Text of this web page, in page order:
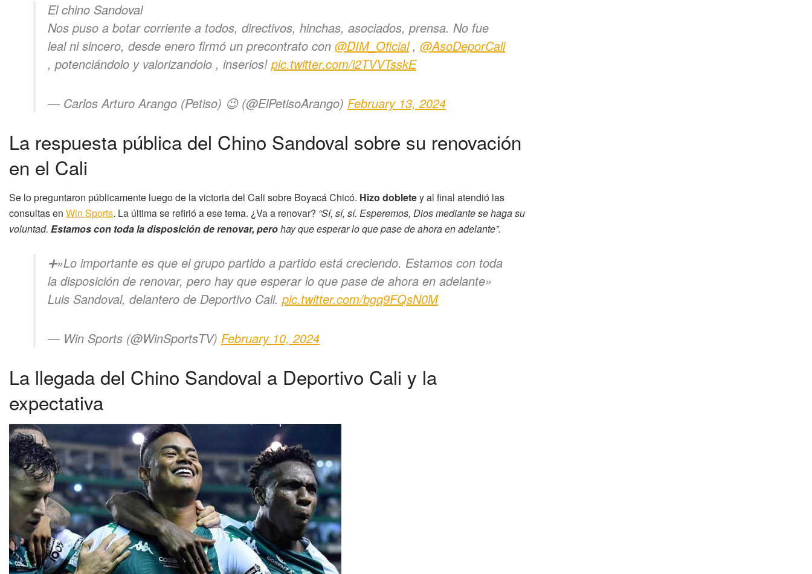
El chino Sandoval
Nos puso a botar corriente a todos, directivos, hinchas, asociados, prensa. No fue
leal ni sincero, desde enero firmó un precontrato con @DIM_Oficial, @AsoDeporCali
, potenciándolo y valorizandolo , inserios! pic.twitter.com/i2TVVTsskE
— Carlos Arturo Arango (Petiso) 😉 (@ElPetisoArango) February 13, 2024
La respuesta pública del Chino Sandoval sobre su renovación
en el Cali
Se lo preguntaron públicamente luego de la victoria del Cali sobre Boyacá Chicó. Hizo dobletey al final atendió las
consultas en Win Sports. La última se refirió a ese tema. ¿Va a renovar? “Sí, sí, sí. Esperemos, Dios mediante se haga su
voluntad. Estamos con toda la disposición de renovar, perohay que esperar lo que pase de ahora en adelante”.
➕»Lo importante es que el grupo partido a partido está creciendo. Estamos con toda
la disposición de renovar, pero hay que esperar lo que pase de ahora en adelante»
Luis Sandoval, delantero de Deportivo Cali. pic.twitter.com/bgq9FQsN0M
— Win Sports (@WinSportsTV) February 10, 2024
La llegada del Chino Sandoval a Deportivo Cali y la
expectativa